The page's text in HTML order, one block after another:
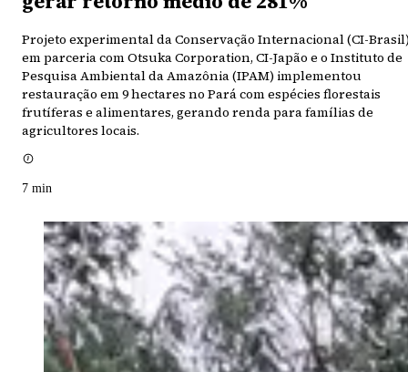
Projeto experimental da Conservação Internacional (CI-
em parceria com Otsuka Corporation, CI-Japão e o Instituto de
Pesquisa Ambiental da Amazônia (IPAM) implementou
restauração em 9 hectares no Pará com espécies florestais
frutíferas e alimentares, gerando renda para famílias de
agricultores locais.
7 min